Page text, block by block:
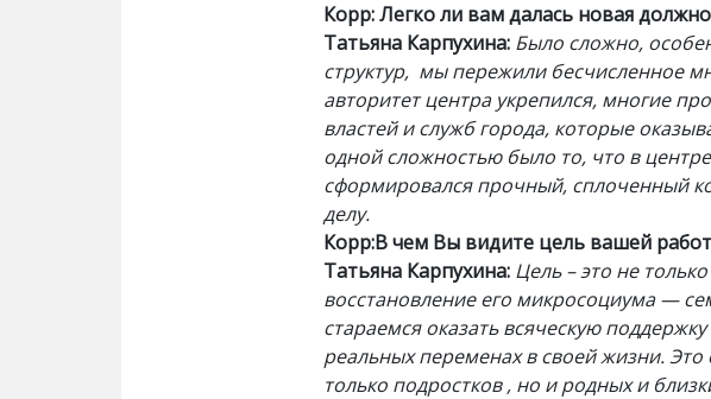
Корр: Легко ли вам далась новая
Татьяна Карпухина: Было сложно,
структур, мы пережили бесчисленное
авторитет центра укрепился, многие
властей и служб города, которые
одной сложностью было то, что в
сформировался прочный, сплоченный
делу.
Корр:В чем Вы видите цель вашей
Татьяна Карпухина: Цель – это не
восстановление его микросоциума —
стараемся оказать всяческую
реальных переменах в своей жизни.
только подростков , но и родных и